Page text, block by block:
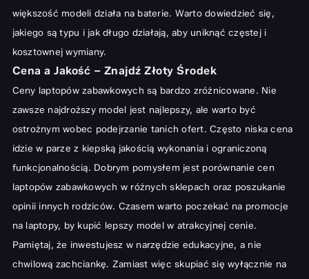
większość modeli działa na baterie. Warto dowiedzieć się,
jakiego są typu i jak długo działają, aby uniknąć częstej i
kosztownej wymiany.
Cena a Jakość – Znajdź Złoty Środek
Ceny laptopów zabawkowych są bardzo zróżnicowane. Nie
zawsze najdroższy model jest najlepszy, ale warto być
ostrożnym wobec podejrzanie tanich ofert. Często niska cena
idzie w parze z kiepską jakością wykonania i ograniczoną
funkcjonalnością. Dobrym pomysłem jest porównanie cen
laptopów zabawkowych w różnych sklepach oraz poszukanie
opinii innych rodziców. Czasem warto poczekać na promocje
na laptopy, by kupić lepszy model w atrakcyjnej cenie.
Pamiętaj, że inwestujesz w narzędzie edukacyjne, a nie
chwilową zachciankę. Zamiast więc skupiać się wyłącznie na